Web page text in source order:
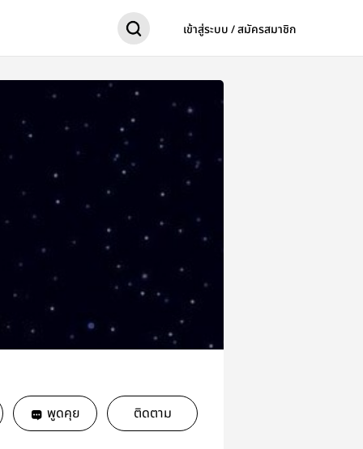
เข้าสู่ระบบ / สมัครสมาชิก
พูดคุย ติดตาม